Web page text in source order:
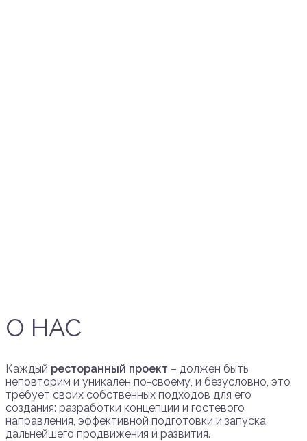
О НАС
Каждый ресторанный проект – должен быть
неповторим и уникален по-своему, и безусловно, это
требует своих собственных подходов для его
создания: разработки концепции и гостевого
направления, эффективной подготовки и запуска,
дальнейшего продвижения и развития.